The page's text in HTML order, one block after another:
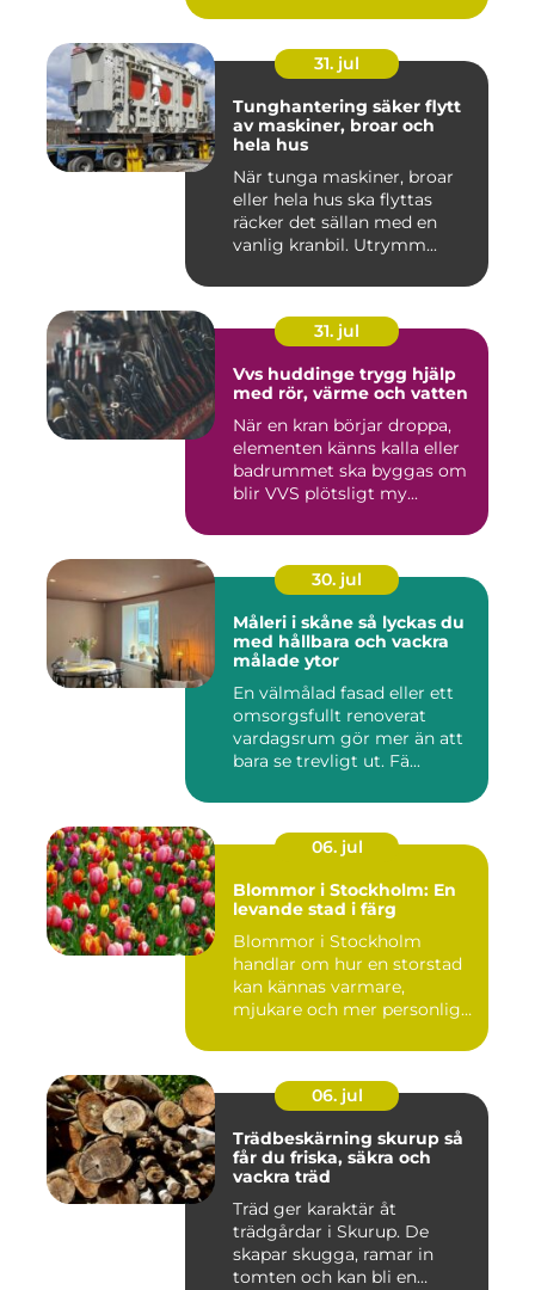
31. jul
Tunghantering säker flytt
av maskiner, broar och
hela hus
När tunga maskiner, broar
eller hela hus ska flyttas
räcker det sällan med en
vanlig kranbil. Utrymm...
31. jul
Vvs huddinge trygg hjälp
med rör, värme och vatten
När en kran börjar droppa,
elementen känns kalla eller
badrummet ska byggas om
blir VVS plötsligt my...
30. jul
Måleri i skåne så lyckas du
med hållbara och vackra
målade ytor
En välmålad fasad eller ett
omsorgsfullt renoverat
vardagsrum gör mer än att
bara se trevligt ut. Fä...
06. jul
Blommor i Stockholm: En
levande stad i färg
Blommor i Stockholm
handlar om hur en storstad
kan kännas varmare,
mjukare och mer personlig
06. jul
Trädbeskärning skurup så
får du friska, säkra och
vackra träd
Träd ger karaktär åt
trädgårdar i Skurup. De
skapar skugga, ramar in
tomten och kan bli en